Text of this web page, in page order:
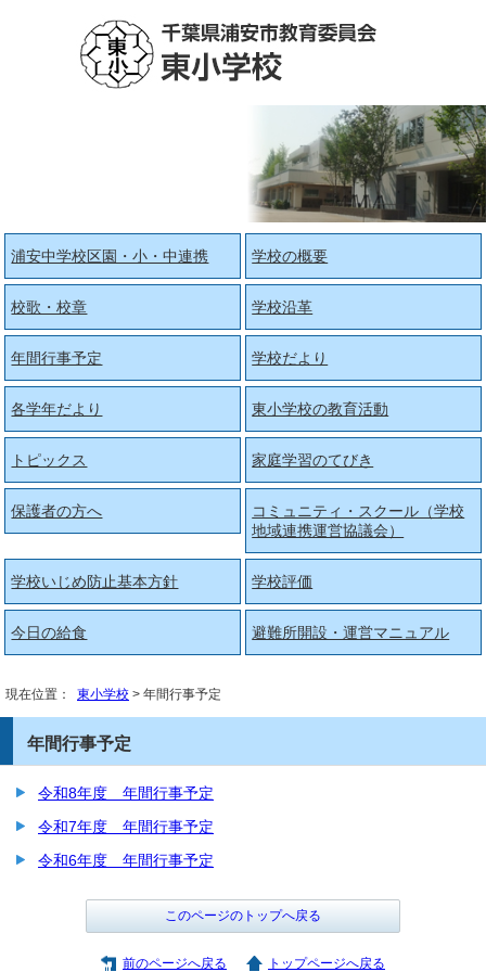
浦安中学校区園・小・中連携 学校の概要
校歌・校章 学校沿革
年間行事予定 学校だより
各学年だより 東小学校の教育活動
トピックス 家庭学習のてびき
保護者の方へ
コミュニティ・スクール（学校
地域連携運営協議会）
学校いじめ防止基本方針 学校評価
今日の給食 避難所開設・運営マニュアル
現在位置： 東小学校 > 年間行事予定
年間行事予定
令和8年度 年間行事予定
令和7年度 年間行事予定
令和6年度 年間行事予定
このページのトップへ戻る
前のページへ戻る トップページへ戻る